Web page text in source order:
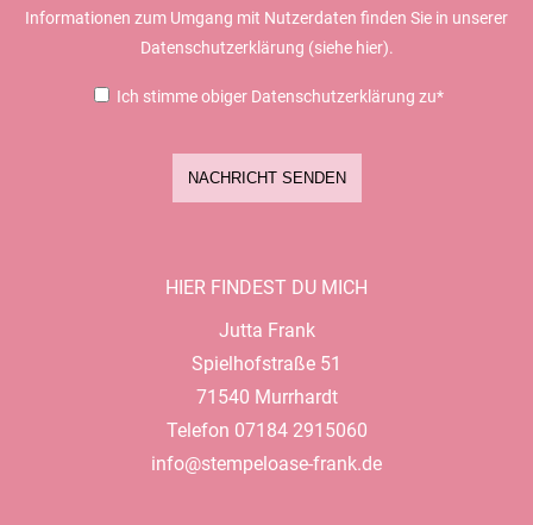
Informationen zum Umgang mit Nutzerdaten finden Sie in unserer
Datenschutzerklärung (siehe hier).
Ich stimme obiger Datenschutzerklärung zu*
NACHRICHT SENDEN
HIER FINDEST DU MICH
Jutta Frank
Spielhofstraße 51
71540 Murrhardt
Telefon 07184 2915060
info@stempeloase-frank.de